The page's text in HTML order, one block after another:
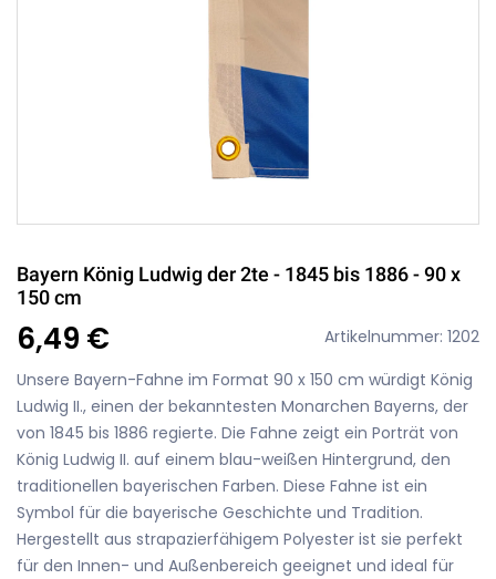
Bayern König Ludwig der 2te - 1845 bis 1886 - 90 x
150 cm
6,49 €
Artikelnummer: 1202
Unsere Bayern-Fahne im Format 90 x 150 cm würdigt König
Ludwig II., einen der bekanntesten Monarchen Bayerns, der
von 1845 bis 1886 regierte. Die Fahne zeigt ein Porträt von
König Ludwig II. auf einem blau-weißen Hintergrund, den
traditionellen bayerischen Farben. Diese Fahne ist ein
Symbol für die bayerische Geschichte und Tradition.
Hergestellt aus strapazierfähigem Polyester ist sie perfekt
für den Innen- und Außenbereich geeignet und ideal für